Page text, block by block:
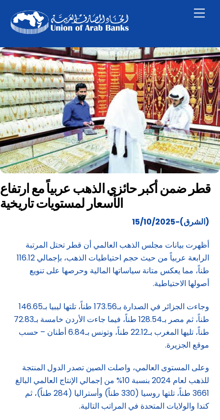
content
قطر ضمن أكبر حائزي الذهب عربياً مع ارتفاع
الأسعار لمستويات تاريخية
(الشرق)-15/10/2025
أظهرت بيانات مجلس الذهب العالمي أن قطر تحتل المرتبة
الرابعة عربياً من حيث حجم احتياطيات الذهب، بإجمالي 116.12
طناً، مما يعكس متانة سياساتها المالية وحرصها على تنويع
أصولها الاحتياطية.
وجاءت الجزائر في الصدارة بـ173.56 طناً، تلتها ليبيا بـ146.65
طناً، ثم مصر بـ128.54 طناً، فيما جاءت الأردن خامسة بـ72.83
طناً، تليها المغرب بـ22.12 طناً، وتونس بـ6.84 أطنان – حسب
موقع الجزيرة.
وعلى المستوى العالمي، واصلت الصين تصدر الدول المنتجة
للذهب لعام 2024 بنسبة 10% من إجمالي الإنتاج العالمي البالغ
3661 طناً، تلتها روسيا (330 طناً) وأستراليا (284 طناً)، ثم
كندا والولايات المتحدة في المراتب التالية.